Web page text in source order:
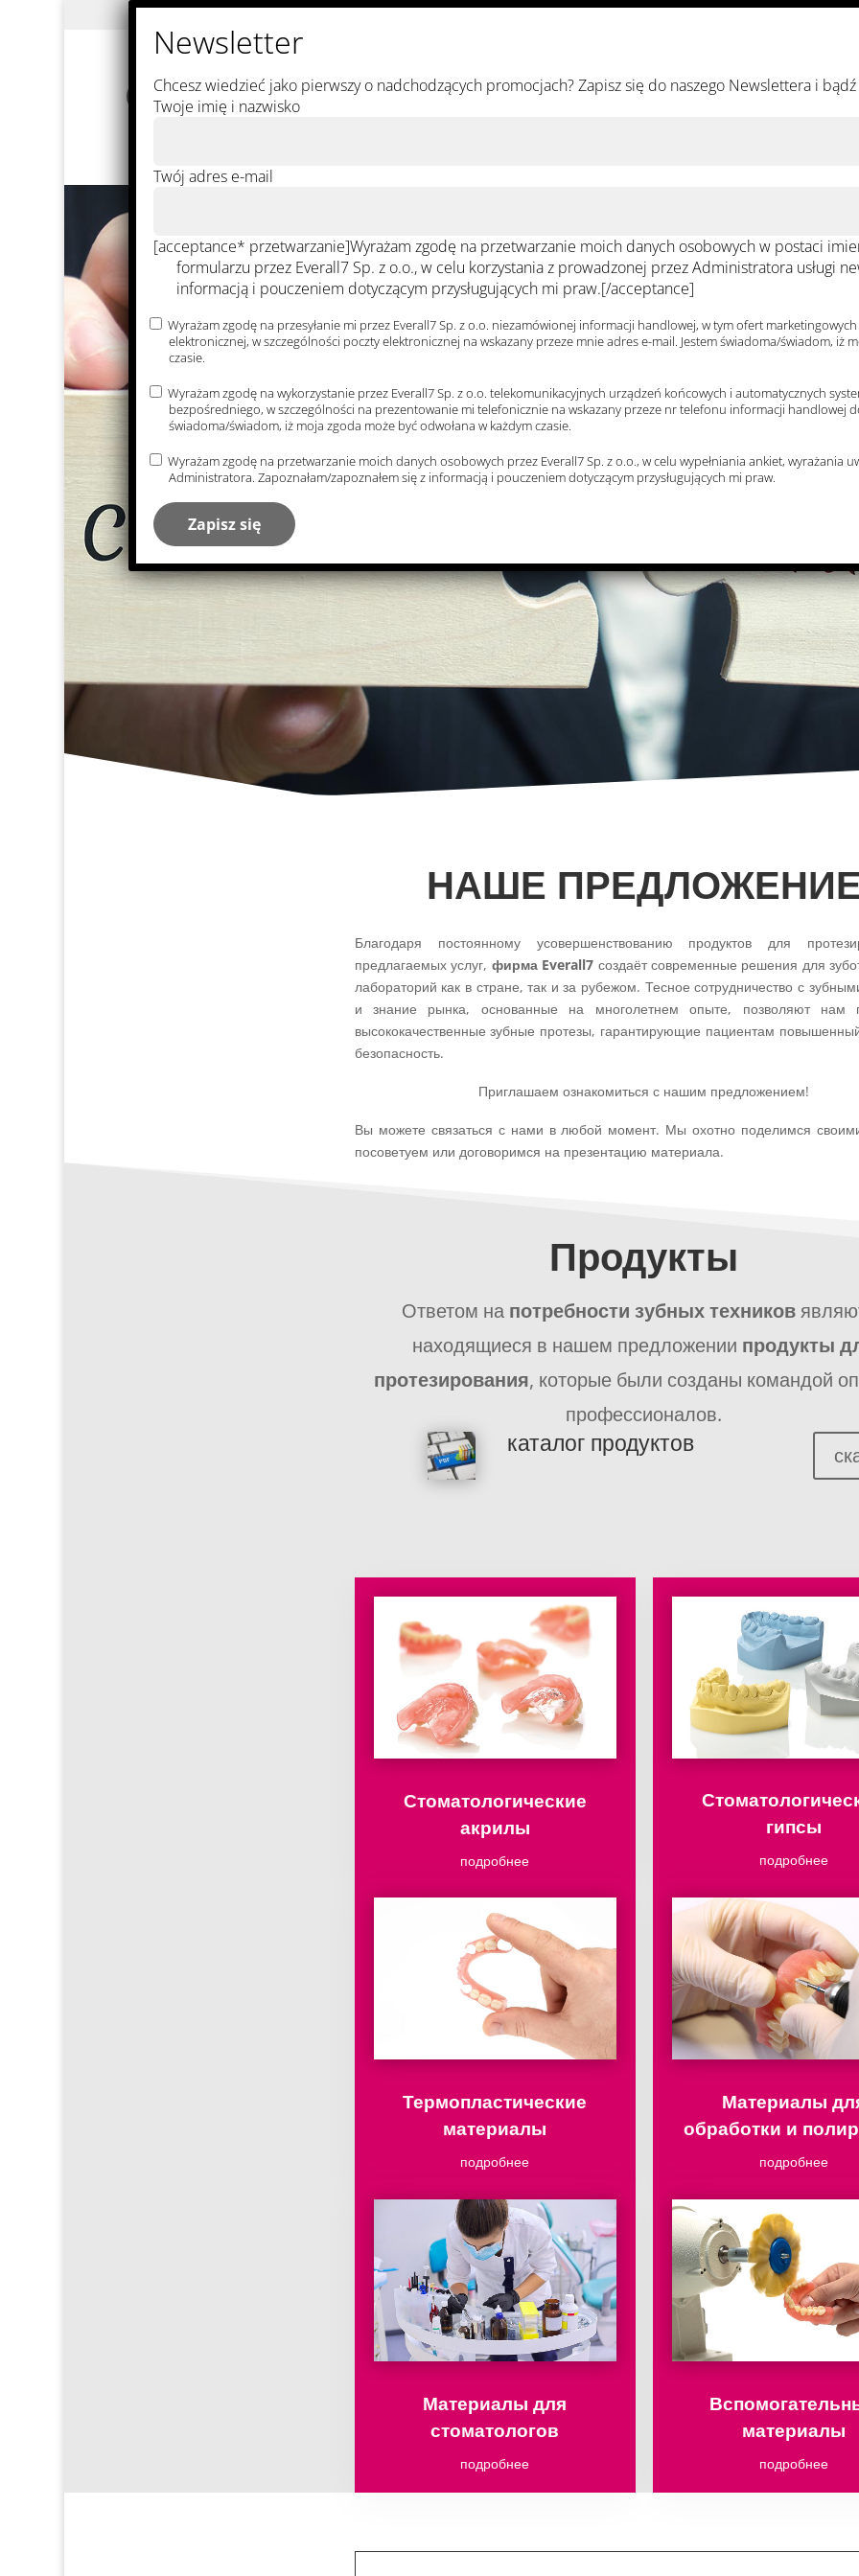
О
фирме
Новости Продукты Для Дистрибьюция
НАШЕ
Благодаря постоянному усовершенствованию продуктов для
предлагаемых услуг, фирма Everall7 создаёт современные решения для
лабораторий как в стране, так и за рубежом. Тесное сотрудничество с
и знание рынка, основанные на многолетнем опыте, позволяют нам
высококачественные зубные протезы, гарантирующие пациентам
безопасность.
Приглашаем ознакомиться с нашим предложением!
Вы можете связаться с нами в любой момент. Мы охотно поделимся
посоветуем или договоримся на презентацию материала.
Продукты
Ответом на потребности зубных техников
находящиеся в нашем предложении продукты
протезирования, которые были созданы командой
профессионалов.
каталог продуктов
Стоматологические
акрилы
подробнее
гипсы
подробнее
Термопластические
материалы
подробнее
Материалы
обработки и
подробнее
Материалы для
стоматологов
подробнее
материалы
подробнее
Chcesz wiedzieć jako pierwszy o nadchodzących promocjach? Zapisz się do naszego Newslettera i
Twoje imię i nazwisko
Twój adres e-mail
[acceptance* przetwarzanie]Wyrażam zgodę na przetwarzanie moich danych osobowych w postaci
formularzu przez Everall7 Sp. z o.o., w celu korzystania z prowadzonej przez Administratora usługi
informacją i pouczeniem dotyczącym przysługujących mi praw.[/acceptance]
Wyrażam zgodę na przesyłanie mi przez Everall7 Sp. z o.o. niezamówionej informacji handlowej, w tym ofert
elektronicznej, w szczególności poczty elektronicznej na wskazany przeze mnie adres e-mail. Jestem świadoma/świadom, iż
czasie.
Wyrażam zgodę na wykorzystanie przez Everall7 Sp. z o.o. telekomunikacyjnych urządzeń końcowych i automatycznych
bezpośredniego, w szczególności na prezentowanie mi telefonicznie na wskazany przeze nr telefonu informacji handlowej
świadoma/świadom, iż moja zgoda może być odwołana w każdym czasie.
Wyrażam zgodę na przetwarzanie moich danych osobowych przez Everall7 Sp. z o.o., w celu wypełniania ankiet, wyrażania
Administratora. Zapoznałam/zapoznałem się z informacją i pouczeniem dotyczącym przysługujących mi praw.